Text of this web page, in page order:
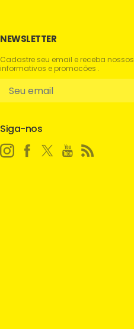
NEWSLETTER
Cadastre seu email e receba nossos
informativos e promocões .
Siga-nos